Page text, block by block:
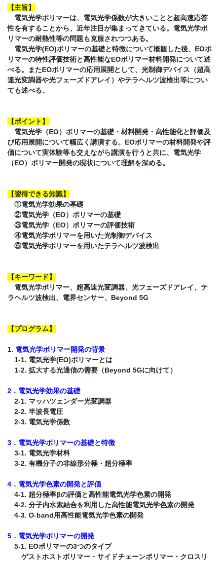
【主旨】
電気光学ポリマーは、電気光学係数が大きいことと超高速応答
性を有することから、近年注目が集まってきている。電気光学ポ
リマーの耐熱性等の問題も克服されつつある。
電気光学(EO)ポリマーの基礎と特徴について概観した後、EOポ
リマーの特性評価技術と高性能なEOポリマー材料開発について述
べる。またEOポリマーの応用展開として、光制御デバイス（超高
速光変調器や光フェーズドアレイ）やテラヘルツ波検出等につい
ても述べる。
【ポイント】
電気光学（EO）ポリマーの基礎・材料開発・高性能化と評価及
び応用展開について幅広く講演する。EOポリマーの材料開発や評
価について実体験等も交えながら講演を行うと共に、電気光学
（EO）ポリマー開発の現状について理解を深める。
【習得できる知識】
①電気光学効果の基礎
②電気光学（EO）ポリマーの基礎
③電気光学（EO）ポリマーの評価技術
④電気光学ポリマーを用いた光制御デバイス
⑤電気光学ポリマーを用いたテラヘルツ波検出
【キーワード】
電気光学ポリマー、超高速光変調器、光フェーズドアレイ、テ
ラヘルツ波検出、電界センサー、Beyond 5G
【プログラム】
1. 電気光学ポリマー開発の背景
1-1. 電気光学(EO)ポリマーとは
1-2. 拡大する光通信の需要（Beyond 5Gに向けて）
2．電気光学効果の基礎
2-1. マッハツェンダー光変調器
2-2. 半波長電圧
2-3. 電気光学係数
3．電気光学ポリマーの基礎と特徴
3-1. 電気光学材料
3-2. 有機分子の非線形分極・超分極率
4．電気光学色素の開発と評価
4-1. 超分極率βの評価と高性能電気光学色素の開発
4-2. 分子内水素結合を利用した高性能電気光学色素の開発
4-3. O-band用高性能電気光学色素の開発
5．電気光学ポリマーの開発
5-1. EOポリマーの3つのタイプ
ゲストホストポリマー・サイドチェーンポリマー・クロスリ